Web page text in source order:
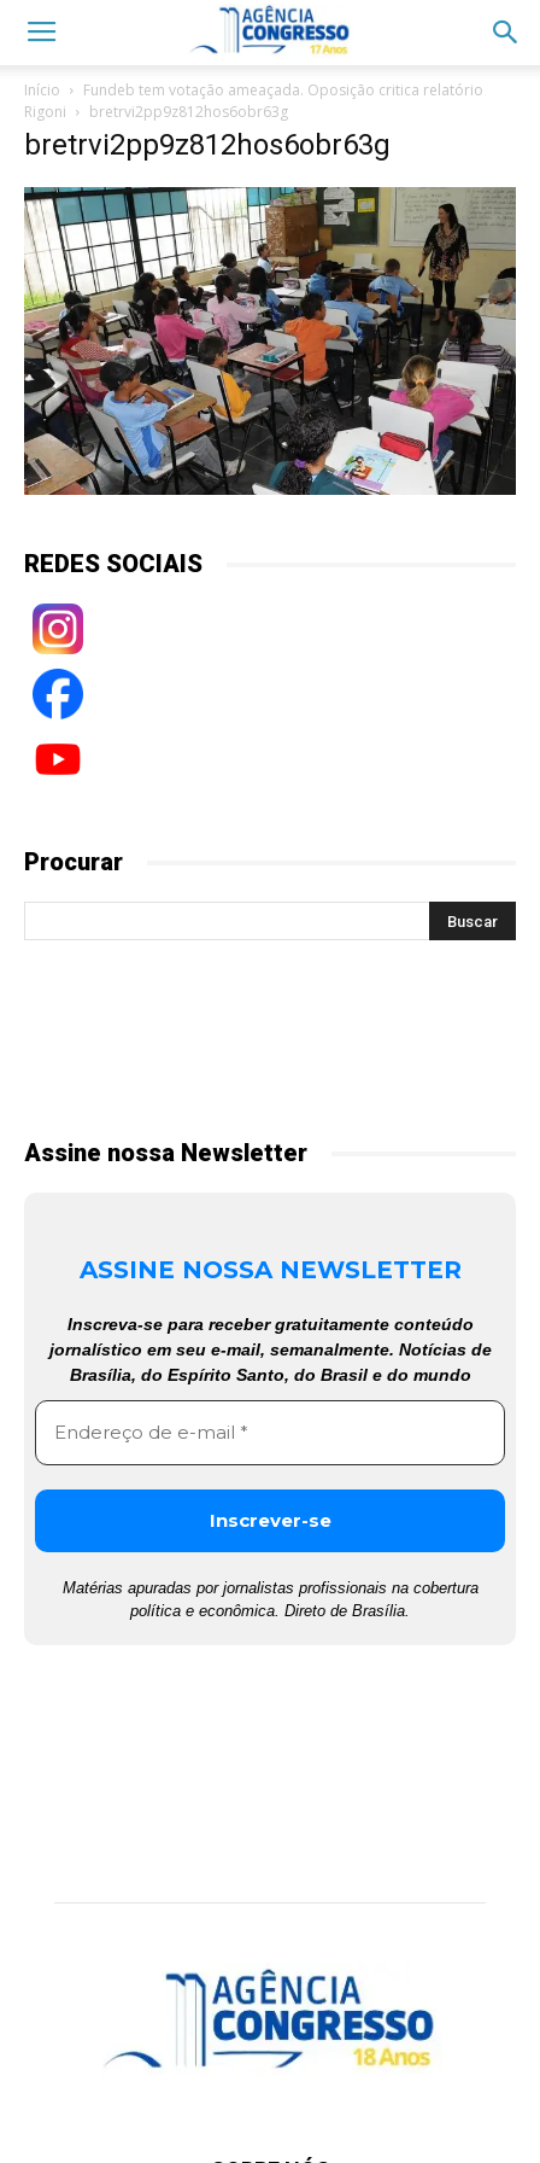
Início
Fundeb tem votação ameaçada. Oposição critica relatório
Rigoni
bretrvi2pp9z812hos6obr63g
bretrvi2pp9z812hos6obr63g
REDES SOCIAIS
Procurar
Assine nossa Newsletter
ASSINE NOSSA NEWSLETTER
Inscreva-se para receber gratuitamente conteúdo
jornalístico em seu e-mail, semanalmente. Notícias de
Brasília, do Espírito Santo, do Brasil e do mundo
Matérias apuradas por jornalistas profissionais na cobertura
política e econômica. Direto de Brasília.